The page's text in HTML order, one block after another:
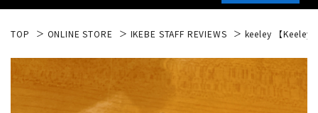
エレキギター
TOP ONLINE STORE IKEBE STAFF REVIEWS keeley 【Keeley